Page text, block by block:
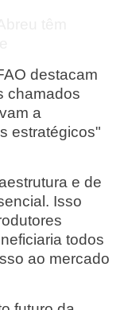
destacam
chamados
a
estratégicos"
e de
Isso
todos
ao mercado